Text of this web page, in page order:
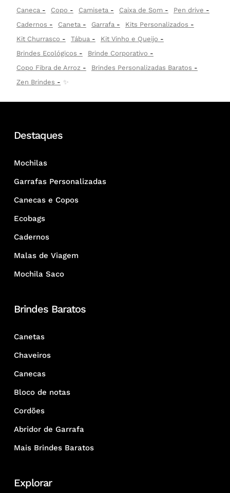
Caneca
Copo Camiseta Caixa de Som
Pen drive
Cadernos
Caneta Garrafa
Kits Personalizados
Kit Churrasco
Tábua
Kit Vinho e Queijo
Brindes Ecológicos
Brinde Corporativo
Copo Fibra de Arroz
Brindes Personalizadas Baratos
Zen Brindes
✨
Destaques
Mochilas
Garrafas Personalizadas
Canecas e Copos
Ecobags
Cadernos
Malas de Viagem
Mochila Saco
Brindes Baratos
Canetas
Chaveiros
Canecas
Bloco de notas
Cordões
Abridor de Garrafa
Mais Brindes Baratos
Explorar